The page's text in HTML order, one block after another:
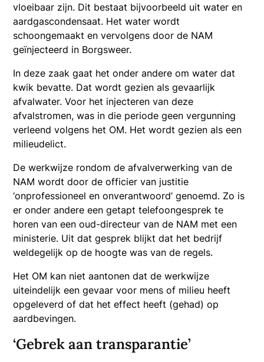
vloeibaar zijn. Dit bestaat bijvoorbeeld uit water en
aardgascondensaat. Het water wordt
schoongemaakt en vervolgens door de NAM
geïnjecteerd in Borgsweer.
In deze zaak gaat het onder andere om water dat
kwik bevatte. Dat wordt gezien als gevaarlijk
afvalwater. Voor het injecteren van deze
afvalstromen, was in die periode geen vergunning
verleend volgens het OM. Het wordt gezien als een
milieudelict.
De werkwijze rondom de afvalverwerking van de
NAM wordt door de officier van justitie
‘onprofessioneel en onverantwoord’ genoemd. Zo is
er onder andere een getapt telefoongesprek te
horen van een oud-directeur van de NAM met een
ministerie. Uit dat gesprek blijkt dat het bedrijf
weldegelijk op de hoogte was van de regels.
Het OM kan niet aantonen dat de werkwijze
uiteindelijk een gevaar voor mens of milieu heeft
opgeleverd of dat het effect heeft (gehad) op
aardbevingen.
‘Gebrek aan transparantie’